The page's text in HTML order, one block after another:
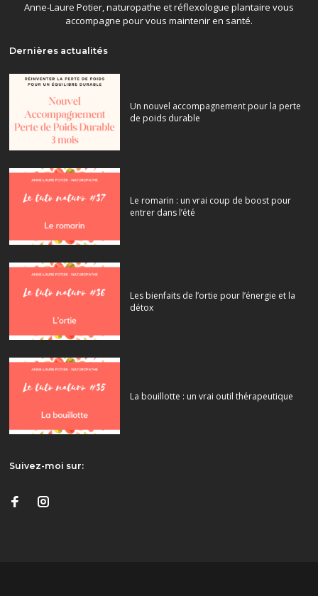
Anne-Laure Potier, naturopathe et réflexologue plantaire vous
accompagne pour vous maintenir en santé.
Dernières actualités
Un nouvel accompagnement pour la perte
de poids durable
Le romarin : un vrai coup de boost pour
entrer dans l’été
Les bienfaits de l’ortie pour l’énergie et la
détox
La bouillotte : un vrai outil thérapeutique
Suivez-moi sur: